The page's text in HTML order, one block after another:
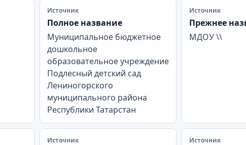
Источник
Полное название
Муниципальное бюджетное
дошкольное
образовательное учреждение
Подлесный детский сад
Лениногорского
муниципального района
Республики Татарстан
Источник
Прежнее
МДОУ \\
Источник Источник